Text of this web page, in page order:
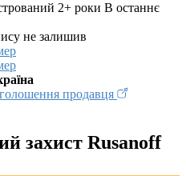
2+ роки В останнє
не залишив
продавця
захист Rusanoff